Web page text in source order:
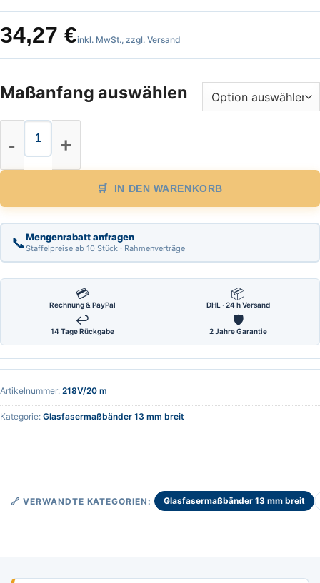
34,27 €inkl. MwSt., zzgl. Versand
Maßanfang auswählen
Glasfaser Bandmaß Länge 20m,
IN DEN WARENKORB
📞Mengenrabatt anfragen
Staffelpreise ab 10 Stück · Rahmenverträge
💳
Rechnung & PayPal
📦
DHL · 24 h Versand
↩
14 Tage Rückgabe
🛡
2 Jahre Garantie
Artikelnummer: 218V/20 m
Kategorie: Glasfasermaßbänder 13 mm breit
🔗 VERWANDTE KATEGORIEN: Glasfasermaßbänder 13 mm breit